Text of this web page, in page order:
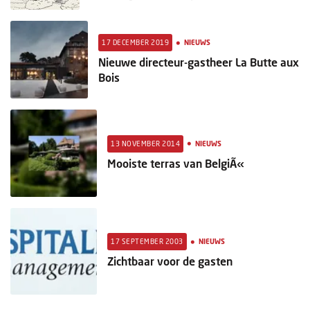
17 DECEMBER 2019 • NIEUWS
Nieuwe directeur-gastheer La Butte aux
Bois
13 NOVEMBER 2014 • NIEUWS
Mooiste terras van BelgiÃ«
17 SEPTEMBER 2003 • NIEUWS
Zichtbaar voor de gasten